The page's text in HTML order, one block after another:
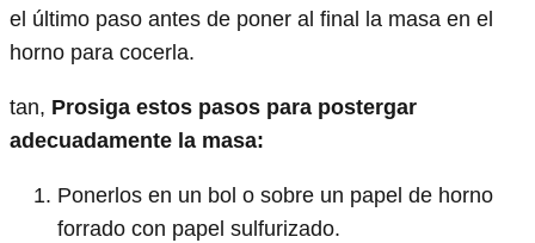
el último paso antes de poner al final la masa en el
horno para cocerla.
tan, Prosiga estos pasos para postergar
adecuadamente la masa:
Ponerlos en un bol o sobre un papel de horno
forrado con papel sulfurizado.